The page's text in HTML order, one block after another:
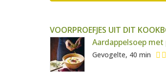
VOORPROEFJES UIT DIT
Aardappelsoep
Gevogelte, 40 min